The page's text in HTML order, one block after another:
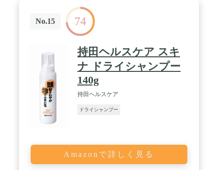
No.15 74
持田ヘルスケア スキ
ナ ドライシャンプー
140g
持田ヘルスケア
ドライシャンプー
Amazonで詳しく見る